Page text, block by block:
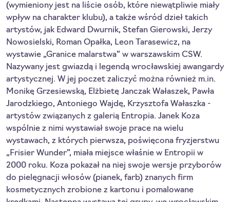
(wymieniony jest na liście osób, które niewątpliwie miały
wpływ na charakter klubu), a także wśród dzieł takich
artystów, jak Edward Dwurnik, Stefan Gierowski, Jerzy
Nowosielski, Roman Opałka, Leon Tarasewicz, na
wystawie „Granice malarstwa” w warszawskim CSW.
Nazywany jest gwiazdą i legendą wrocławskiej awangardy
artystycznej. W jej poczet zaliczyć można również m.in.
Monikę Grzesiewską, Elżbietę Janczak Wałaszek, Pawła
Jarodzkiego, Antoniego Wajdę, Krzysztofa Wałaszka ­
artystów związanych z galerią Entropia. Janek Koza
wspólnie z nimi wystawiał swoje prace na wielu
wystawach, z których pierwsza, poświęcona fryzjerstwu
„Frisier Wunder”, miała miejsce właśnie w Entropii w
2000 roku. Koza pokazał na niej swoje wersje przyborów
do pielęgnacji włosów (pianek, farb) znanych firm
kosmetycznych zrobione z kartonu i pomalowane